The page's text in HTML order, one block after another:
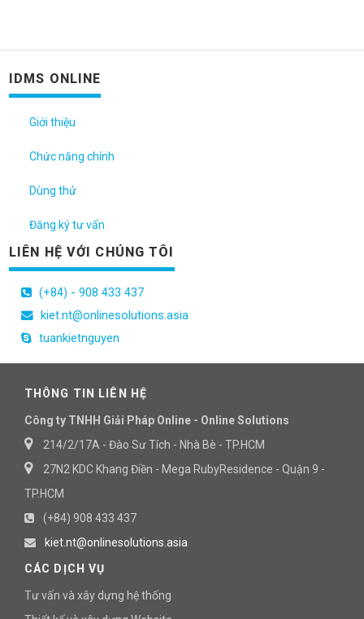
IDMS ONLINE
Giới thiệu
Chức năng chính
Dùng thử
Đăng ký tư vấn
LIÊN HỆ VỚI CHÚNG TÔI
(+84) - 908 433 437
kiet.nt@onlinesolutions.asia
tuankietnguyen
THÔNG TIN LIÊN HỆ
Công ty TNHH Giải Pháp Online - Online Solutions
214/2/17A - Đào Sư Tích - Nhà Bè - TP.HCM
27N2 KDC Khang Điền - Mega RubyResidence - Quận 9 -
TP.HCM
(+84) 908 433 437
kiet.nt@onlinesolutions.asia
CÁC DỊCH VỤ
Tư vấn và xây dựng hệ thống